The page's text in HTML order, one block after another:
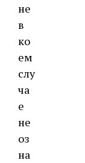
не
в
ко
ем
слу
ча
е
не
оз
на